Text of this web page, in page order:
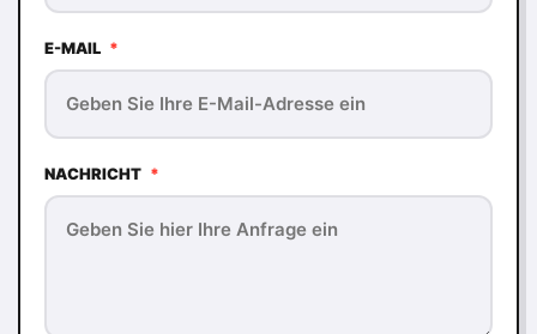
E-MAIL *
NACHRICHT *